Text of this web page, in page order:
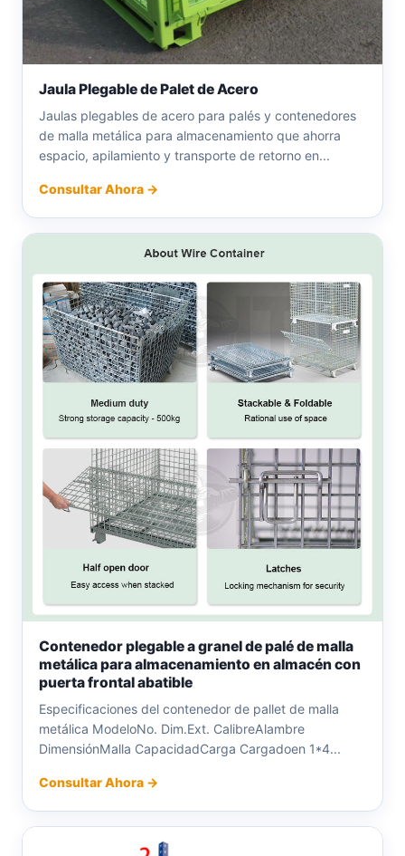
Jaula Plegable de Palet de Acero
Jaulas plegables de acero para palés y contenedores
de malla metálica para almacenamiento que ahorra
espacio, apilamiento y transporte de retorno en...
Consultar Ahora →
Contenedor plegable a granel de palé de malla
metálica para almacenamiento en almacén con
puerta frontal abatible
Especificaciones del contenedor de pallet de malla
metálica ModeloNo. Dim.Ext. CalibreAlambre
DimensiónMalla CapacidadCarga Cargadoen 1*4...
Consultar Ahora →